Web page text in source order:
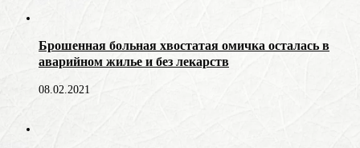
Брошенная больная хвостатая омичка осталась в
аварийном жилье и без лекарств
08.02.2021